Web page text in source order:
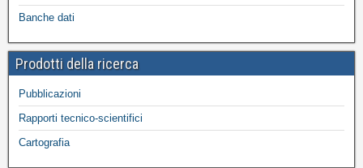
Banche dati
Prodotti della ricerca
Pubblicazioni
Rapporti tecnico-scientifici
Cartografia